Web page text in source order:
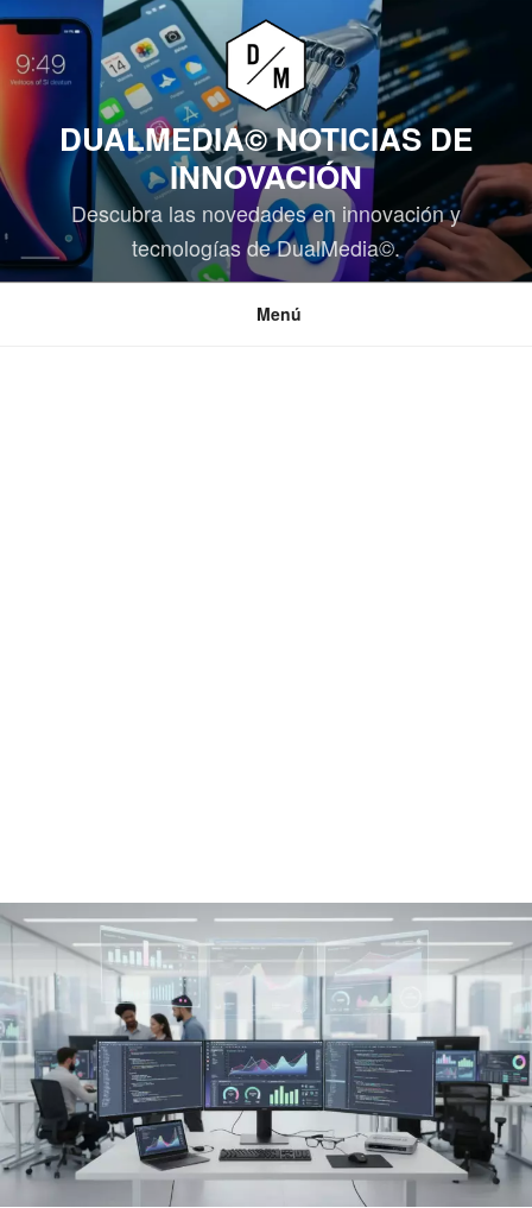
Saltar
contenido
DUALMEDIA© NOTICIAS DE
INNOVACIÓN
Descubra las novedades en innovación y
tecnologías de DualMedia©.
Menú